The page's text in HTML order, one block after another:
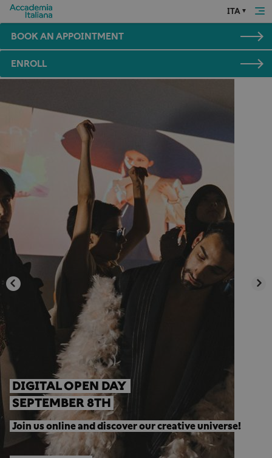
ITA
DIGITAL OPEN DAY
SEPTEMBER 8TH
Join us online and discover our creative universe!
Previous
BOOK AN APPOINTMENT
ENROLL